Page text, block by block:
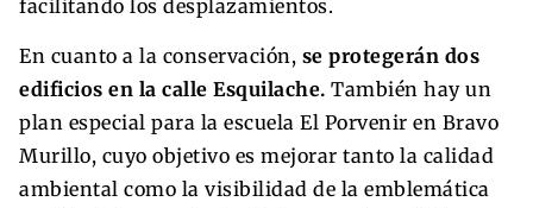
facilitando los desplazamientos.
En cuanto a la conservación, se protegerán dos
edificios en la calle Esquilache. También hay un
plan especial para la escuela El Porvenir en Bravo
Murillo, cuyo objetivo es mejorar tanto la calidad
ambiental como la visibilidad de la emblemática